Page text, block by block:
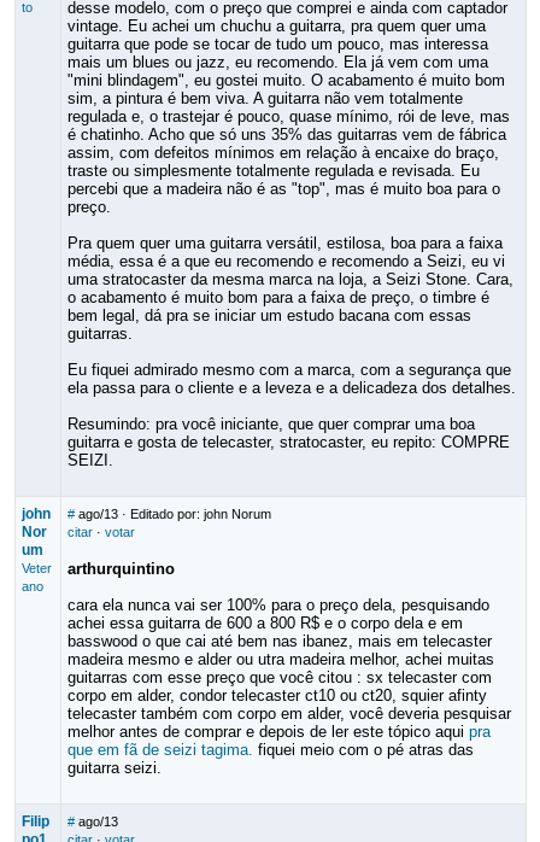
to
desse modelo, com o preço que comprei e ainda com captador
vintage. Eu achei um chuchu a guitarra, pra quem quer uma
guitarra que pode se tocar de tudo um pouco, mas interessa
mais um blues ou jazz, eu recomendo. Ela já vem com uma
"mini blindagem", eu gostei muito. O acabamento é muito bom
sim, a pintura é bem viva. A guitarra não vem totalmente
regulada e, o trastejar é pouco, quase mínimo, rói de leve, mas
é chatinho. Acho que só uns 35% das guitarras vem de fábrica
assim, com defeitos mínimos em relação à encaixe do braço,
traste ou simplesmente totalmente regulada e revisada. Eu
percebi que a madeira não é as "top", mas é muito boa para o
preço.
Pra quem quer uma guitarra versátil, estilosa, boa para a faixa
média, essa é a que eu recomendo e recomendo a Seizi, eu vi
uma stratocaster da mesma marca na loja, a Seizi Stone. Cara,
o acabamento é muito bom para a faixa de preço, o timbre é
bem legal, dá pra se iniciar um estudo bacana com essas
guitarras.
Eu fiquei admirado mesmo com a marca, com a segurança que
ela passa para o cliente e a leveza e a delicadeza dos detalhes.
Resumindo: pra você iniciante, que quer comprar uma boa
guitarra e gosta de telecaster, stratocaster, eu repito: COMPRE
SEIZI.
john
Nor
um
Veter
ano
# ago/13· Editado por: john Norum
citar· votar
arthurquintino
cara ela nunca vai ser 100% para o preço dela, pesquisando
achei essa guitarra de 600 a 800 R$ e o corpo dela e em
basswood o que cai até bem nas ibanez, mais em telecaster
madeira mesmo e alder ou utra madeira melhor, achei muitas
guitarras com esse preço que você citou : sx telecaster com
corpo em alder, condor telecaster ct10 ou ct20, squier afinty
telecaster também com corpo em alder, você deveria pesquisar
melhor antes de comprar e depois de ler este tópico aqui pra
que em fã de seizi tagima. fiquei meio com o pé atras das
guitarra seizi.
Filip
# ago/13